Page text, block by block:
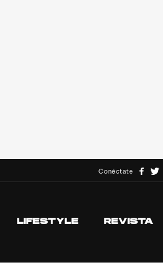
Conéctate
LIFESTYLE REVISTA